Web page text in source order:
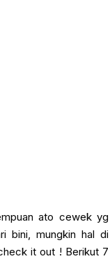
ato cewek yg
bini, mungkin hal di
it out ! Berikut 7